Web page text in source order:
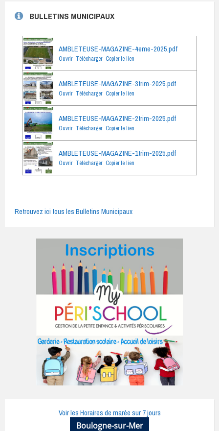
BULLETINS MUNICIPAUX
AMBLETEUSE-MAGAZINE-4eme-2025.pdf
Ouvrir Télécharger Copier le lien
AMBLETEUSE-MAGAZINE-3trim-2025.pdf
Ouvrir Télécharger Copier le lien
AMBLETEUSE-MAGAZINE-2trim-2025.pdf
Ouvrir Télécharger Copier le lien
AMBLETEUSE-MAGAZINE-1trim-2025.pdf
Ouvrir Télécharger Copier le lien
Retrouvez ici tous les Bulletins Municipaux
Voir les Horaires de marée sur 7 jours